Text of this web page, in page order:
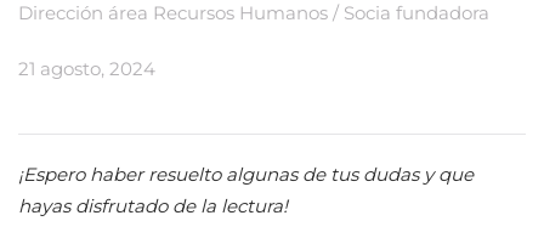
Dirección área Recursos Humanos / Socia fundadora
21 agosto, 2024
¡Espero haber resuelto algunas de tus dudas y que
hayas disfrutado de la lectura!